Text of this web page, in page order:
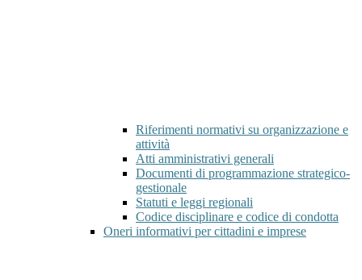
Riferimenti normativi su organizzazione e
attività
Atti amministrativi generali
Documenti di programmazione strategico-
gestionale
Statuti e leggi regionali
Codice disciplinare e codice di condotta
Oneri informativi per cittadini e imprese